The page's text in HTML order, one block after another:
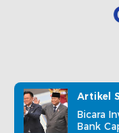
Redaksi
Info
Artikel
Bicara
Bank